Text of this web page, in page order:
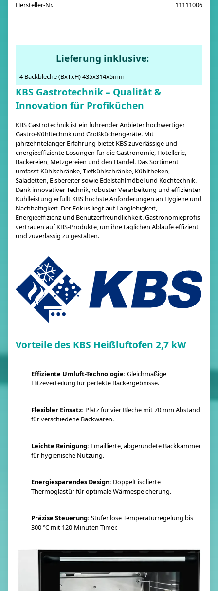
Hersteller-Nr.
11111006
Lieferung inklusive:
4 Backbleche (BxTxH) 435x314x5mm
KBS Gastrotechnik – Qualität &
Innovation für Profiküchen
KBS Gastrotechnik ist ein führender Anbieter hochwertiger
Gastro-Kühltechnik und Großküchengeräte. Mit
jahrzehntelanger Erfahrung bietet KBS zuverlässige und
energieeffiziente Lösungen für die Gastronomie, Hotellerie,
Bäckereien, Metzgereien und den Handel. Das Sortiment
umfasst Kühlschränke, Tiefkühlschränke, Kühltheken,
Saladetten, Eisbereiter sowie Edelstahlmöbel und Kochtechnik.
Dank innovativer Technik, robuster Verarbeitung und effizienter
Kühlleistung erfüllt KBS höchste Anforderungen an Hygiene und
Nachhaltigkeit. Der Fokus liegt auf Langlebigkeit,
Energieeffizienz und Benutzerfreundlichkeit. Gastronomieprofis
vertrauen auf KBS-Produkte, um ihre täglichen Abläufe effizient
und zuverlässig zu gestalten.
Vorteile des KBS Heißluftofen 2,7 kW
Effiziente Umluft-Technologie: Gleichmäßige
Hitzeverteilung für perfekte Backergebnisse.
Flexibler Einsatz: Platz für vier Bleche mit 70 mm Abstand
für verschiedene Backwaren.
Leichte Reinigung: Emaillierte, abgerundete Backkammer
für hygienische Nutzung.
Energiesparendes Design: Doppelt isolierte
Thermoglastür für optimale Wärmespeicherung.
Präzise Steuerung: Stufenlose Temperaturregelung bis
300 °C mit 120-Minuten-Timer.